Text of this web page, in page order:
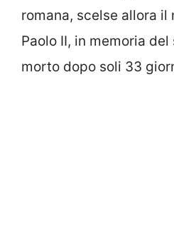
romana, scelse allora il
Paolo II, in memoria
morto dopo soli 33